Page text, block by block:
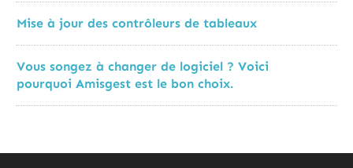
Mise à jour des contrôleurs de tableaux
Vous songez à changer de logiciel ? Voici
pourquoi Amisgest est le bon choix.